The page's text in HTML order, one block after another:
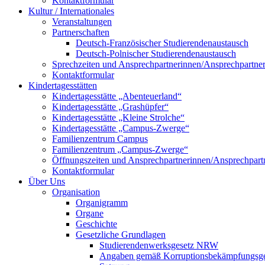
Kultur / Internationales
Veranstaltungen
Partnerschaften
Deutsch-Französischer Studierendenaustausch
Deutsch-Polnischer Studierendenaustausch
Sprechzeiten und Ansprechpartnerinnen/Ansprechpartner
Kontaktformular
Kindertagesstätten
Kindertagesstätte „Abenteuerland“
Kindertagesstätte „Grashüpfer“
Kindertagesstätte „Kleine Strolche“
Kindertagesstätte „Campus-Zwerge“
Familienzentrum Campus
Familienzentrum „Campus-Zwerge“
Öffnungszeiten und Ansprechpartnerinnen/
Kontaktformular
Über Uns
Organisation
Organigramm
Organe
Geschichte
Gesetzliche Grundlagen
Studierendenwerksgesetz NRW
Angaben gemäß